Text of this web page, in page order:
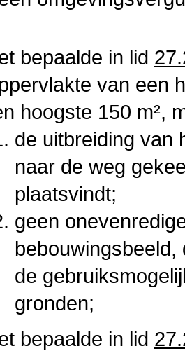
bepaalde in lid
van een
hoogste 150 m²,
de uitbreiding van
naar de weg
plaatsvindt;
geen
de
gronden;
bepaalde in lid